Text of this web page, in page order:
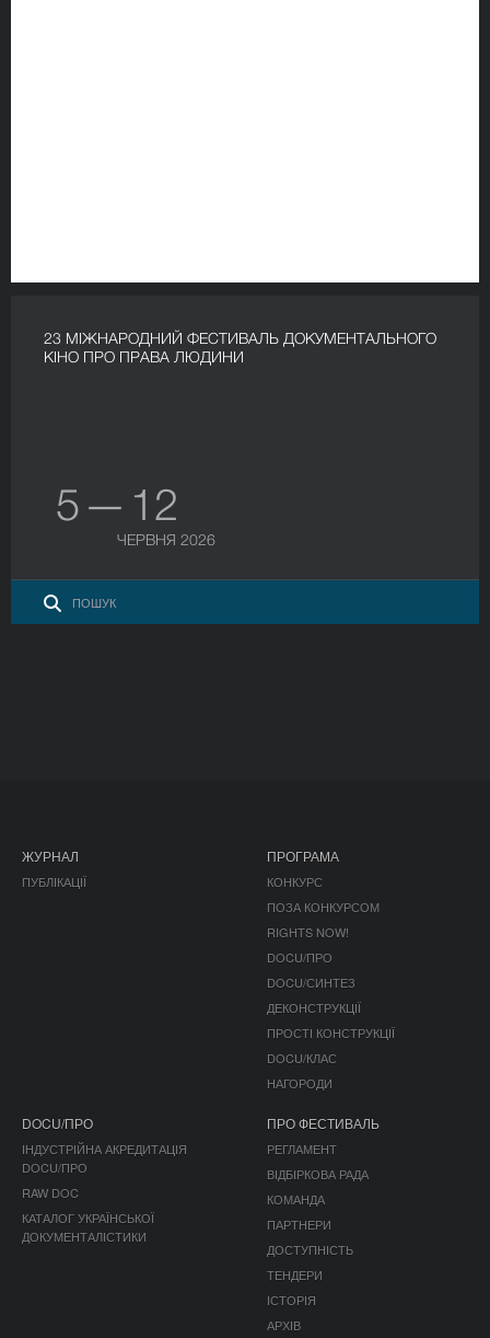
23 МІЖНАРОДНИЙ ФЕСТИВАЛЬ ДОКУМЕНТАЛЬНОГО
КІНО ПРО ПРАВА ЛЮДИНИ
5 — 12
ЧЕРВНЯ 2026
ЖУРНАЛ
ПУБЛІКАЦІЇ
ПРОГРАМА
КОНКУРС
ПОЗА КОНКУРСОМ
RIGHTS NOW!
DOCU/ПРО
DOCU/СИНТЕЗ
ДЕКОНСТРУКЦІЇ
ПРОСТІ КОНСТРУКЦІЇ
DOCU/КЛАС
НАГОРОДИ
DOCU/ПРО
ІНДУСТРІЙНА АКРЕДИТАЦІЯ
DOCU/ПРО
RAW DOC
КАТАЛОГ УКРАЇНСЬКОЇ
ДОКУМЕНТАЛІСТИКИ
ПРО ФЕСТИВАЛЬ
РЕГЛАМЕНТ
ВІДБІРКОВА РАДА
КОМАНДА
ПАРТНЕРИ
ДОСТУПНІСТЬ
ТЕНДЕРИ
ІСТОРІЯ
АРХІВ